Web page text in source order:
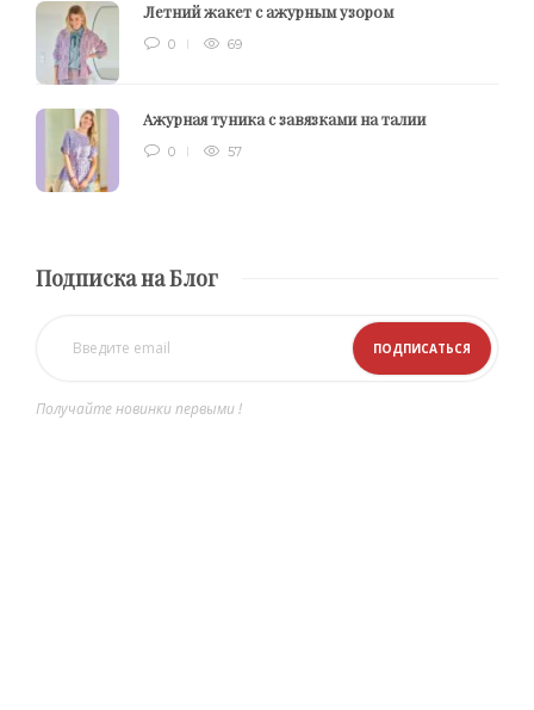
Летний жакет с ажурным узором
0 69
Ажурная туника с завязками на талии
0 57
Подписка на Блог
Получайте новинки первыми !